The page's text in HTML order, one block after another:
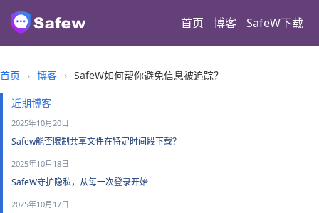
首页 博客 SafeW下载
首页 › 博客 › SafeW如何帮你避免信息被追踪？
近期博客
2025年10月20日
Safew能否限制共享文件在特定时间段下载？
2025年10月18日
SafeW守护隐私，从每一次登录开始
2025年10月17日